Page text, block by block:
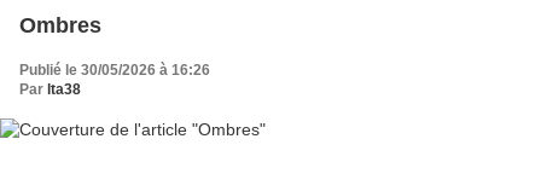
Ombres
Publié le 30/05/2026 à 16:26
Par lta38